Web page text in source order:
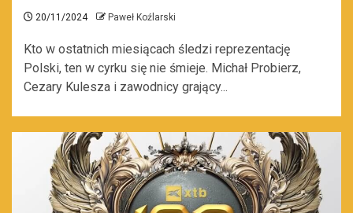
20/11/2024 Paweł Koźlarski
Kto w ostatnich miesiącach śledzi reprezentację
Polski, ten w cyrku się nie śmieje. Michał Probierz,
Cezary Kulesza i zawodnicy grający...